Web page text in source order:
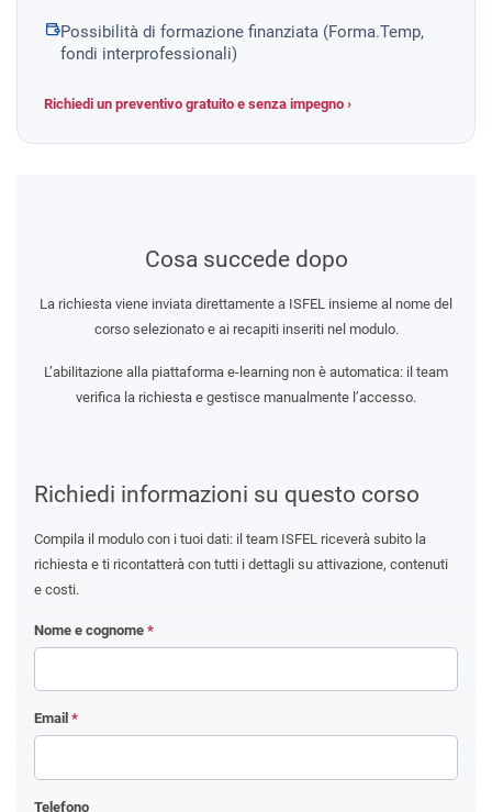
Possibilità di formazione finanziata (Forma.Temp,
fondi interprofessionali)
Richiedi un preventivo gratuito e senza impegno ›
Richiedi informazioni su questo corso
Compila il modulo con i tuoi dati: il team ISFEL riceverà subito la
richiesta e ti ricontatterà con tutti i dettagli su attivazione, contenuti
e costi.
Nome e cognome *
Email *
Telefono
Cosa succede dopo
La richiesta viene inviata direttamente a ISFEL insieme al nome del
corso selezionato e ai recapiti inseriti nel modulo.
L’abilitazione alla piattaforma e-learning non è automatica: il team
verifica la richiesta e gestisce manualmente l’accesso.